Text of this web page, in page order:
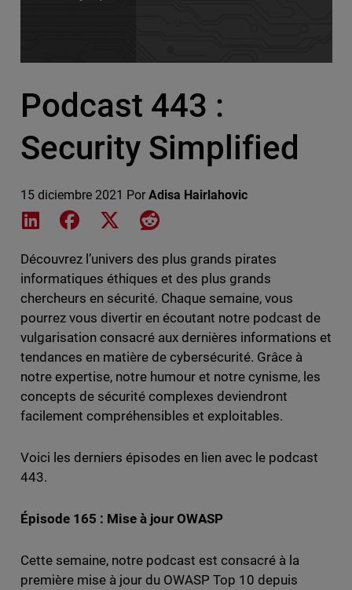
Podcast 443 :
Security Simplified
15 diciembre 2021 Por Adisa Hairlahovic
Share on LinkedIn
Share on Facebook
Share on XShare on Reddit
Découvrez l’univers des plus grands pirates
informatiques éthiques et des plus grands
chercheurs en sécurité. Chaque semaine, vous
pourrez vous divertir en écoutant notre podcast de
vulgarisation consacré aux dernières informations et
tendances en matière de cybersécurité. Grâce à
notre expertise, notre humour et notre cynisme, les
concepts de sécurité complexes deviendront
facilement compréhensibles et exploitables.
Voici les derniers épisodes en lien avec le podcast
443.
Épisode 165 : Mise à jour OWASP
Cette semaine, notre podcast est consacré à la
première mise à jour du OWASP Top 10 depuis